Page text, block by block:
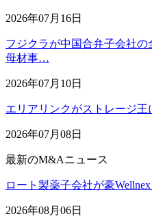
2026年07月16日
フジクラが中国合弁子会社
母材事…
2026年07月10日
エリアリンクがストレージ王
2026年07月08日
最新のM&Aニュース
ロート製薬子会社が豪
2026年08月06日